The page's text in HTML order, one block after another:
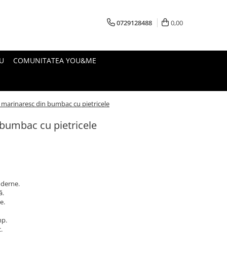
0729128488 0,00
COMUNITATEA YOU&ME
din bumbac cu pietricele
cu pietricele